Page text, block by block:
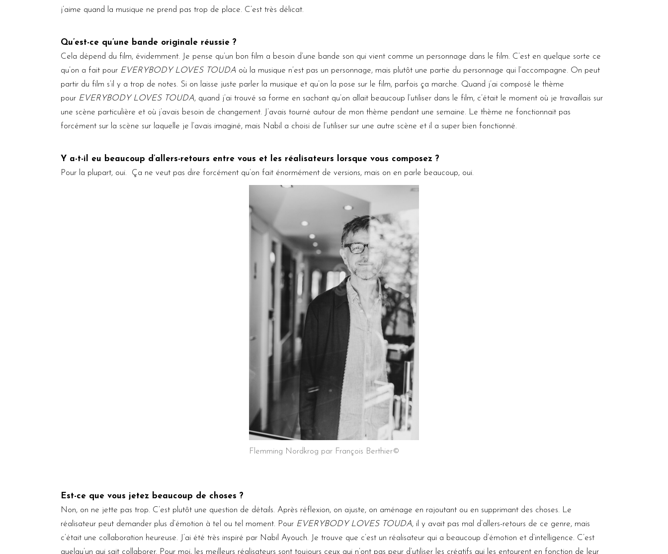
j’aime quand la musique ne prend pas trop de place. C’est très délicat.
Qu’est-ce qu’une bande originale réussie ?
Cela dépend du film, évidemment. Je pense qu’un bon film a besoin d’une bande son qui vient comme un personnage dans le film. C’est en quelque sorte ce
qu’on a fait pour EVERYBODY LOVES TOUDA où la musique n’est pas un personnage, mais plutôt une partie du personnage qui l’accompagne. On peut
partir du film s’il y a trop de notes. Si on laisse juste parler la musique et qu’on la pose sur le film, parfois ça marche. Quand j’ai composé le thème
pour EVERYBODY LOVES TOUDA, quand j’ai trouvé sa forme en sachant qu’on allait beaucoup l’utiliser dans le film, c’était le moment où je travaillais sur
une scène particulière et où j’avais besoin de changement. J’avais tourné autour de mon thème pendant une semaine. Le thème ne fonctionnait pas
forcément sur la scène sur laquelle je l’avais imaginé, mais Nabil a choisi de l’utiliser sur une autre scène et il a super bien fonctionné.
Y a-t-il eu beaucoup d’allers-retours entre vous et les réalisateurs lorsque vous composez ?
Pour la plupart, oui. Ça ne veut pas dire forcément qu’on fait énormément de versions, mais on en parle beaucoup, oui.
Flemming Nordkrog par François Berthier©
Est-ce que vous jetez beaucoup de choses ?
Non, on ne jette pas trop. C’est plutôt une question de détails. Après réflexion, on ajuste, on aménage en rajoutant ou en supprimant des choses. Le
réalisateur peut demander plus d’émotion à tel ou tel moment. Pour EVERYBODY LOVES TOUDA, il y avait pas mal d’allers-retours de ce genre, mais
c’était une collaboration heureuse. J’ai été très inspiré par Nabil Ayouch. Je trouve que c’est un réalisateur qui a beaucoup d’émotion et d’intelligence. C’est
quelqu’un qui sait collaborer. Pour moi, les meilleurs réalisateurs sont toujours ceux qui n’ont pas peur d’utiliser les créatifs qui les entourent en fonction de leur